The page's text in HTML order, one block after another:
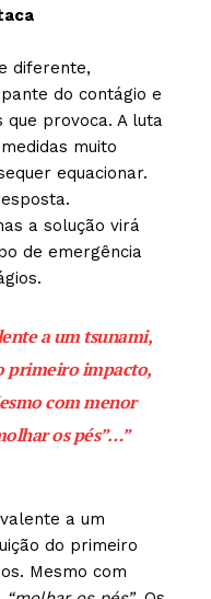
diferente,
do contágio e
que provoca. A luta
muito
equacionar.
a solução virá
de emergência
a umtsunami,
primeiro impacto,
com menor
os pés”…”
a um
do primeiro
Mesmo com